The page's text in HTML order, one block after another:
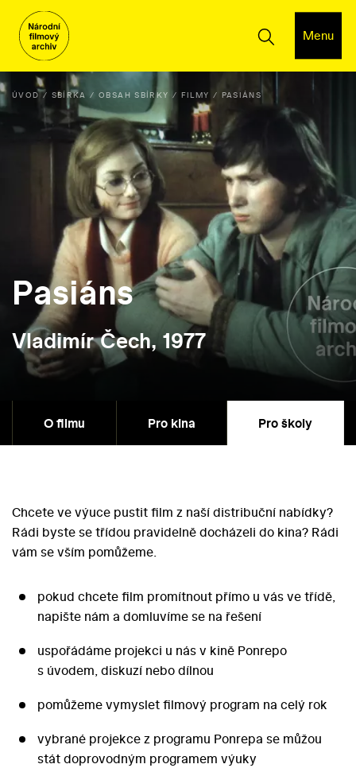
Menu
ÚVOD SBÍRKA OBSAH SBÍRKY FILMY PASIÁNS
Pasiáns
Vladimír Čech, 1977
O filmu Pro kina Pro školy
Chcete ve výuce pustit film z naší distribuční nabídky?
Rádi byste se třídou pravidelně docházeli do kina? Rádi
vám se vším pomůžeme.
pokud chcete film promítnout přímo u vás ve třídě,
napište nám a domluvíme se na řešení
uspořádáme projekci u nás v kině Ponrepo
s úvodem, diskuzí nebo dílnou
pomůžeme vymyslet filmový program na celý rok
vybrané projekce z programu Ponrepa se můžou
stát doprovodným programem výuky